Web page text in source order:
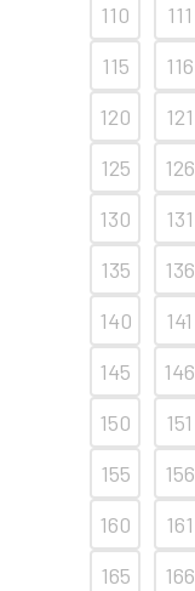
110
111
115
116
120
121
125
126
130
131
135
136
140
141
145
146
150
151
155
156
160
161
165
166